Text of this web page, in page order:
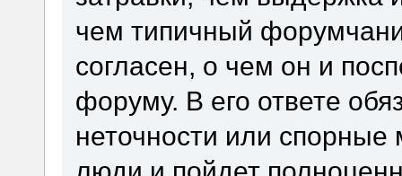
чем типичный
согласен, о чем он и
форуму. В его ответе
неточности или